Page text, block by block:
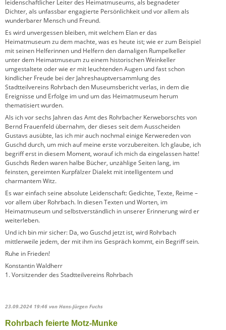
leidenschaftlicher Leiter des Heimatmuseums, als begnadeter
Dichter, als unfassbar engagierte Persönlichkeit und vor allem als
wunderbarer Mensch und Freund.
Es wird unvergessen bleiben, mit welchem Elan er das
Heimatmuseum zu dem machte, was es heute ist; wie er zum Beispiel
mit seinen Helferinnen und Helfern den damaligen Rumpelkeller
unter dem Heimatmuseum zu einem historischen Weinkeller
umgestaltete oder wie er mit leuchtenden Augen und fast schon
kindlicher Freude bei der Jahreshauptversammlung des
Stadtteilvereins Rohrbach den Museumsbericht verlas, in dem die
Ereignisse und Erfolge im und um das Heimatmuseum herum
thematisiert wurden.
Als ich vor sechs Jahren das Amt des Rohrbacher Kerweborschts von
Bernd Frauenfeld übernahm, der dieses seit dem Ausscheiden
Gustavs ausübte, las ich mir auch nochmal einige Kerwereden von
Guschd durch, um mich auf meine erste vorzubereiten. Ich glaube, ich
begriff erst in diesem Moment, worauf ich mich da eingelassen hatte!
Guschds Reden waren halbe Bücher, unzählige Seiten lang, im
feinsten, gereimten Kurpfälzer Dialekt mit intelligentem und
charmantem Witz.
Es war einfach seine absolute Leidenschaft: Gedichte, Texte, Reime –
vor allem über Rohrbach. In diesen Texten und Worten, im
Heimatmuseum und selbstverständlich in unserer Erinnerung wird er
weiterleben.
Und ich bin mir sicher: Da, wo Guschd jetzt ist, wird Rohrbach
mittlerweile jedem, der mit ihm ins Gespräch kommt, ein Begriff sein.
Ruhe in Frieden!
Konstantin Waldherr
1. Vorsitzender des Stadtteilvereins Rohrbach
23.09.2024 19:46 von Hans-Jürgen Fuchs
Rohrbach feierte Motz-Munke